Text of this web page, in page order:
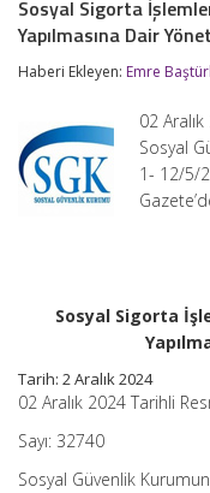
İşlemleri
Yönetmeliğinde
Yapılmasına
Yönetmelik
için
Sosyal Sigorta
Yapılmasına Dair
Haberi Ekleyen: Emre
02
Sosyal
1- 12/5/
Sosyal Sigorta
Tarih: 2 Aralık 2024
02 Aralık 2024 Tarihli
Sayı: 32740
Sosyal Güvenlik